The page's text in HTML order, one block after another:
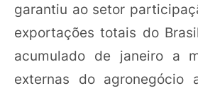
garantiu ao setor
exportações totais do
acumulado de janeiro a
externas do agronegócio